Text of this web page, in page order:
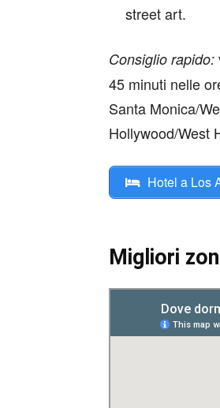
street art.
Consiglio rapido:
45 minuti nelle
Santa Monica/
Hollywood/West
Hotel a Los
Migliori